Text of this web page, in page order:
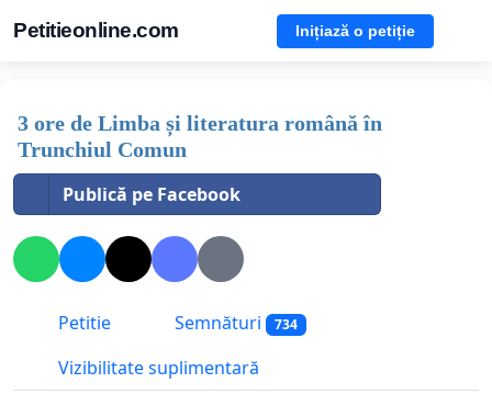
Petitieonline.com Inițiază o petiție
3 ore de Limba și literatura română în
Trunchiul Comun
Publică pe Facebook
Petitie Semnături 734
Vizibilitate suplimentară